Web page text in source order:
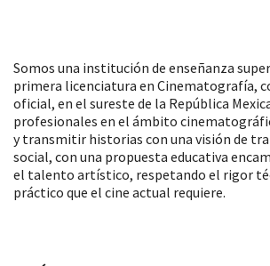
Somos una institución de enseñanza
primera licenciatura en Cinematografía,
oficial, en el sureste de la República
profesionales en el ámbito
y transmitir historias con una visión de
social, con una propuesta educativa
el talento artístico, respetando el rigor
práctico que el cine actual requiere.